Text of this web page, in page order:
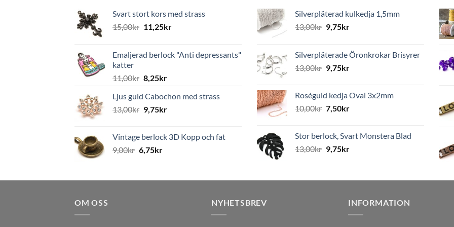
Svart stort kors med strass
15,00kr 11,25kr
Emaljerad berlock "Anti depressants"
katter
11,00kr 8,25kr
Ljus guld Cabochon med strass
13,00kr 9,75kr
Vintage berlock 3D Kopp och fat
9,00kr 6,75kr
Silverpläterad kulkedja 1,5mm
13,00kr 9,75kr
Silverpläterade Öronkrokar Brisyrer
13,00kr 9,75kr
Roséguld kedja Oval 3x2mm
10,00kr 7,50kr
Stor berlock, Svart Monstera Blad
13,00kr 9,75kr
OM OSS NYHETSBREV INFORMATION